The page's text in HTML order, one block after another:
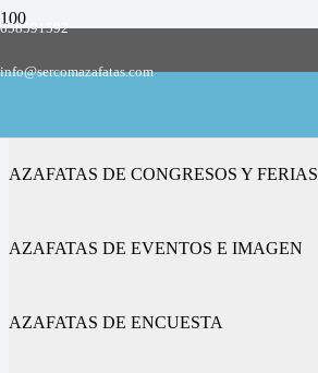
658591592
info@sercomazafatas.com
AZAFATAS DE CONGRESOS Y FERIAS
AZAFATAS DE EVENTOS E IMAGEN
AZAFATAS DE ENCUESTA